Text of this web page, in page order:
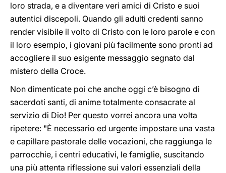
loro strada, e a diventare veri amici di Cristo e suoi
autentici discepoli. Quando gli adulti credenti sanno
render visibile il volto di Cristo con le loro parole e con
il loro esempio, i giovani più facilmente sono pronti ad
accogliere il suo esigente messaggio segnato dal
mistero della Croce.
Non dimenticate poi che anche oggi c’è bisogno di
sacerdoti santi, di anime totalmente consacrate al
servizio di Dio! Per questo vorrei ancora una volta
ripetere: "È necessario ed urgente impostare una vasta
e capillare pastorale delle vocazioni, che raggiunga le
parrocchie, i centri educativi, le famiglie, suscitando
una più attenta riflessione sui valori essenziali della